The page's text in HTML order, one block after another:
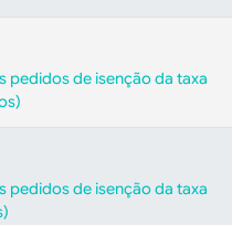
pedidos de isenção da taxa
pedidos de isenção da taxa